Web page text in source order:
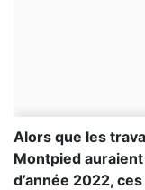
Alors que les
Montpied
d’année 2022,